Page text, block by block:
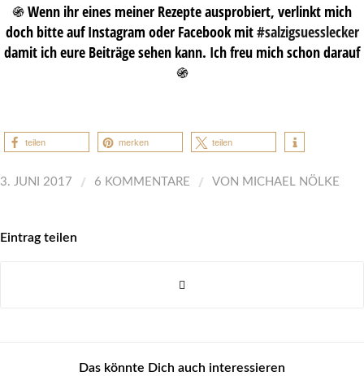
֍ Wenn ihr eines meiner Rezepte ausprobiert, verlinkt mich
doch bitte auf Instagram oder Facebook mit#salzigsuesslecker
damit ich eure Beiträge sehen kann. Ich freu mich schon darauf
֍
teilen merken teilen
3. JUNI 2017 / 6 KOMMENTARE / VON MICHAEL NÖLKE
Eintrag teilen
Das könnte Dich auch interessieren